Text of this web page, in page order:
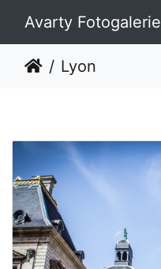
Avarty Fotogalerie
Lyon